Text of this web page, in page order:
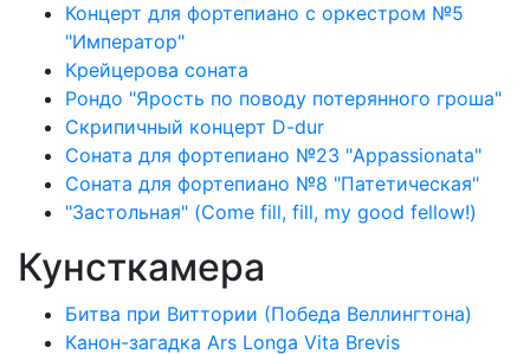
Концерт для фортепиано с оркестром №5
"Император"
Крейцерова соната
Рондо "Ярость по поводу потерянного гроша"
Скрипичный концерт D-dur
Соната для фортепиано №23 "Appassionata"
Соната для фортепиано №8 "Патетическая"
"Застольная" (Come fill, fill, my good fellow!)
Кунсткамера
Битва при Виттории (Победа Веллингтона)
Канон-загадка Ars Longa Vita Brevis